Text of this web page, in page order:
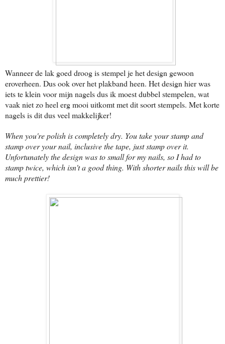
Wanneer de lak goed droog is stempel je het design gewoon
eroverheen. Dus ook over het plakband heen. Het design hier was
iets te klein voor mijn nagels dus ik moest dubbel stempelen, wat
vaak niet zo heel erg mooi uitkomt met dit soort stempels. Met korte
nagels is dit dus veel makkelijker!
When you're polish is completely dry. You take your stamp and
stamp over your nail, inclusive the tape, just stamp over it.
Unfortunately the design was to small for my nails, so I had to
stamp twice, which isn't a good thing. With shorter nails this will be
much prettier!